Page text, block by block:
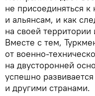
не присоединяться
и альянсам, и как
на своей
Вместе с тем,
от военно-
на двусторонней
успешно
и другими странами.